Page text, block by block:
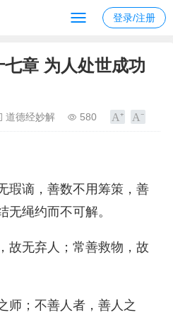
登录/注册
七章 为人处世成功
道德经妙解 580
瑕谪，善数不用筹策，善
无绳约而不可解。
故无弃人；常善救物，故
师；不善人者，善人之